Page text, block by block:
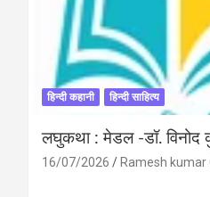
हिन्दी कहानी हिन्दी साहित्य
लघुकथा : मेडल -डॉ. विनोद
16/07/2026 Ramesh kumar